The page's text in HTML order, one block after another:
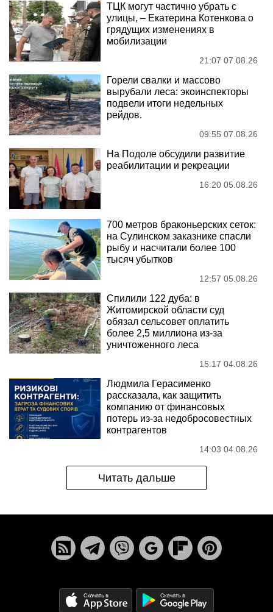
ТЦК могут частично убрать с
улицы, – Екатерина Котенкова о
грядущих изменениях в
мобилизации
21:07 07.08.26
Горели свалки и массово
вырубали леса: экоинспекторы
подвели итоги недельных
рейдов.
09:55 07.08.26
На Подоле обсудили развитие
реабилитации и рекреации
16:20 05.08.26
700 метров браконьерских сеток:
на Сулинском заказнике спасли
рыбу и насчитали более 100
тысяч убытков
12:57 05.08.26
Спилили 122 дуба: в
Житомирской области суд
обязал сельсовет оплатить
более 2,5 миллиона из-за
уничтоженного леса
15:17 04.08.26
Людмила Герасименко
рассказала, как защитить
компанию от финансовых
потерь из-за недобросовестных
контрагентов
14:03 04.08.26
Читать дальше